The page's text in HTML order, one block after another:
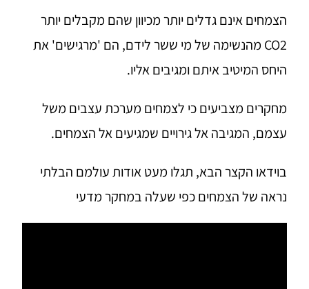
הצמחים אינם גדלים יותר מכיוון שהם מקבלים יותר
CO2 מהנשימה של מי ששר לידם, הם 'מרגישים' את
היחס המיטיב איתם ומגיבים אליו.
מחקרים מצביעים כי לצמחים מערכת עצבים משל
עצמם, המגיבה אל גירויים שמגיעים אל הצמחים.
בוידאו הקצר הבא, תגלו מעט אודות עולמם הבלתי
נראה של הצמחים כפי שעלה במחקר מדעי